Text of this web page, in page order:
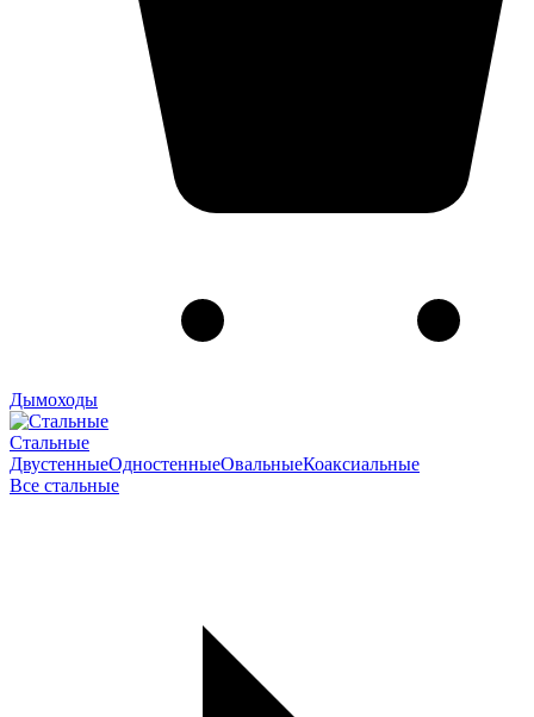
Дымоходы
Стальные
ДвустенныеОдностенныеОвальныеКоаксиальные
Все стальные